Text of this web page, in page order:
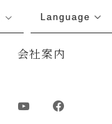
会社案内
Language